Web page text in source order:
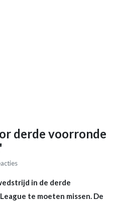
derde voorronde
in de derde
te moeten missen. De